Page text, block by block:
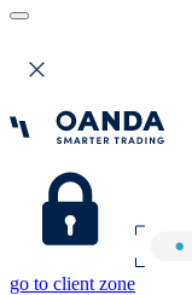
go to client zone